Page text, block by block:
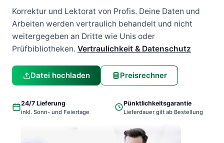
Korrektur und Lektorat von Profis. Deine Daten und
Arbeiten werden vertraulich behandelt und nicht
weitergegeben an Dritte wie Unis oder
Prüfbibliotheken. Vertraulichkeit & Datenschutz
Datei hochladen Preisrechner
24/7 Lieferung
inkl. Sonn- und Feiertage
Pünktlichkeitsgarantie
Lieferdauer gilt ab Bestellung